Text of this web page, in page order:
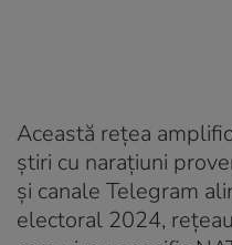
Această rețea
știri cu narațiuni
și canale Telegram
electoral 2024,